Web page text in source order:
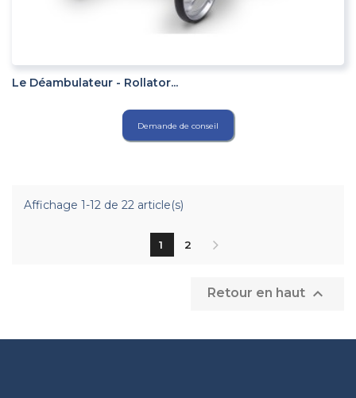
ADD TO CART
Le Déambulateur - Rollator...
Demande de conseil
Affichage 1-12 de 22 article(s)
1 2
Retour en haut 